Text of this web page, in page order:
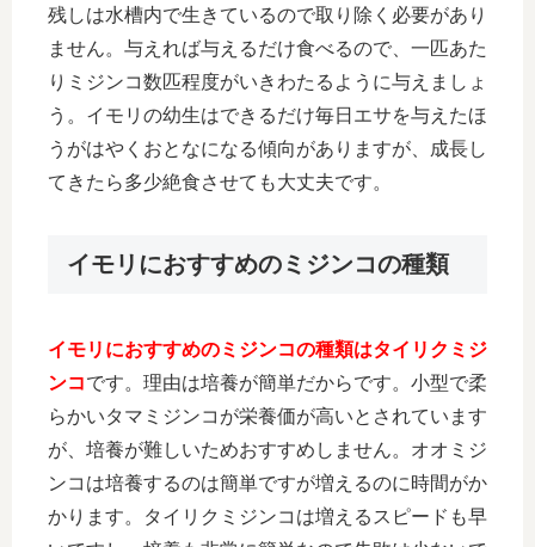
残しは水槽内で生きているので取り除く必要があり
ません。与えれば与えるだけ食べるので、一匹あた
りミジンコ数匹程度がいきわたるように与えましょ
う。イモリの幼生はできるだけ毎日エサを与えたほ
うがはやくおとなになる傾向がありますが、成長し
てきたら多少絶食させても大丈夫です。
イモリにおすすめのミジンコの種類
イモリにおすすめのミジンコの種類はタイリクミジ
ンコです。理由は培養が簡単だからです。小型で柔
らかいタマミジンコが栄養価が高いとされています
が、培養が難しいためおすすめしません。オオミジ
ンコは培養するのは簡単ですが増えるのに時間がか
かります。タイリクミジンコは増えるスピードも早